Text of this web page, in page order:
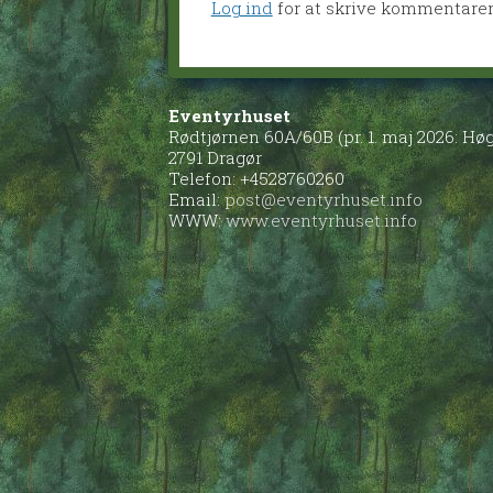
Log ind for at skrive kommentarer
Eventyrhuset
Rødtjørnen 60A/60B (pr. 1. maj 2026:
2791 Dragør
Telefon: +4528760260
Email:post@eventyrhuset.info
WWW:www.eventyrhuset.info